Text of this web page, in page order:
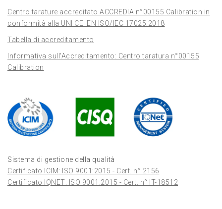
Centro tarature accreditato ACCREDIA n°00155 Calibration in
conformità alla UNI CEI EN ISO/IEC 17025:2018
Tabella di accreditamento
Informativa sull'Accreditamento: Centro taratura n°00155
Calibration
Sistema di gestione della qualità
Certificato ICIM: ISO 9001:2015 - Cert. n° 2156
Certificato IQNET: ISO 9001:2015 - Cert. n° IT-18512